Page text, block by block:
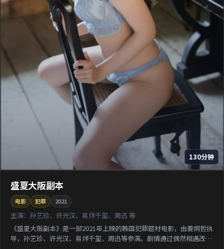
130分钟
盛夏大阪副本
电影 犯罪 2021
主演： 孙艺珍、许光汉、易烊千玺、周迅 等
《盛夏大阪副本》是一部2021年上映的韩国犯罪题材电影，由姜炯哲执
导，孙艺珍、许光汉、易烊千玺、周迅等参演。剧情通过偶然相遇改写